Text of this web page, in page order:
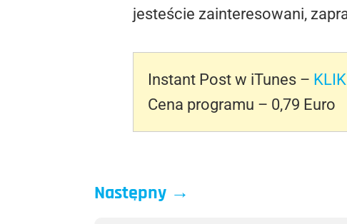
jesteście zainteresowani,
Instant Post w iTunes –
Cena programu – 0,79 Euro
Następny →